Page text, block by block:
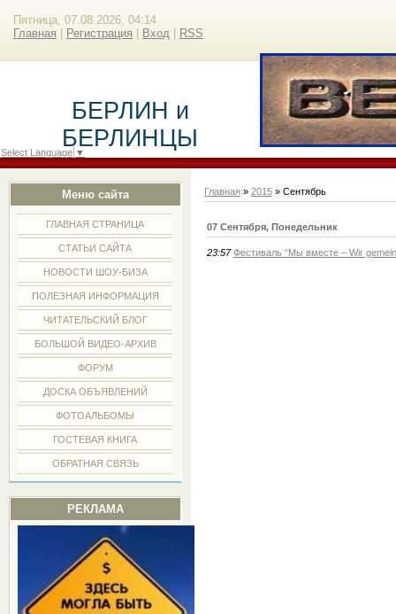
Пятница, 07.08.2026, 04:14
Главная
Регистрация Вход RSS
БЕРЛИН и
БЕРЛИНЦЫ
Select Language ▼
Меню сайта
ГЛАВНАЯ СТРАНИЦА
СТАТЬИ САЙТА
НОВОСТИ ШОУ-БИЗА
ПОЛЕЗНАЯ ИНФОРМАЦИЯ
ЧИТАТЕЛЬСКИЙ БЛОГ
БОЛЬШОЙ ВИДЕО-АРХИВ
ФОРУМ
ДОСКА ОБЪЯВЛЕНИЙ
ФОТОАЛЬБОМЫ
ГОСТЕВАЯ КНИГА
ОБРАТНАЯ СВЯЗЬ
РЕКЛАМА
Главная » 2015 » Сентябрь
07 Сентября, Понедельник
23:57 Фестиваль “Мы вместе – Wir